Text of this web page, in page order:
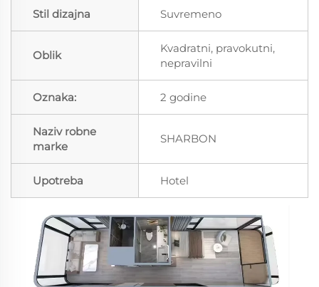
Stil dizajna Suvremeno
Oblik
Kvadratni, pravokutni,
nepravilni
Oznaka: 2 godine
Naziv robne
marke
SHARBON
Upotreba Hotel